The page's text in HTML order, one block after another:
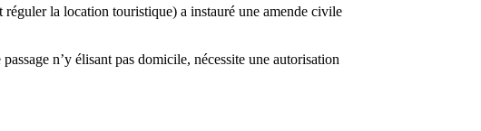
la location touristique) a instauré une amende civile
n’y élisant pas domicile, nécessite une autorisation